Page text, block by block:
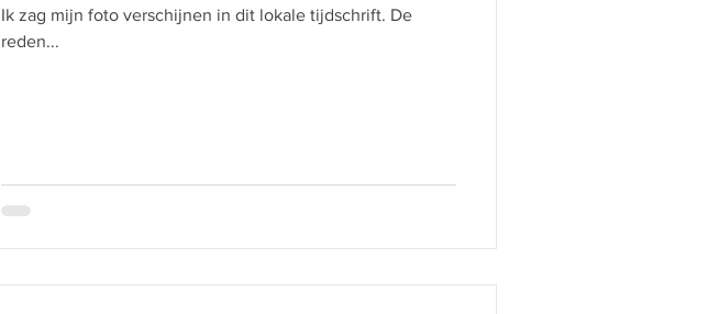
Ik zag mijn foto verschijnen in dit lokale tijdschrift. De
reden...